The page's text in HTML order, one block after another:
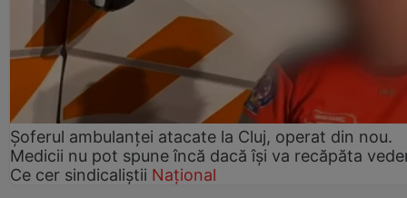
Șoferul ambulanței atacate la Cluj, operat din nou.
Medicii nu pot spune încă dacă își va recăpăta
Ce cer sindicaliștii Național